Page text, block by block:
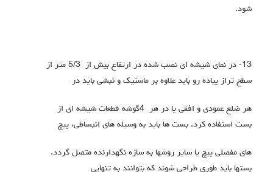
شود.
13- در نماي شیشه اي نصب شده در ارتفاع بیش از 5/3 متر از
سطح تراز پیاده رو باید علاوه بر ماستیک و نبشی باید در
هر ضلع عمودي و افقی یا در هر 4گوشه قطعات شیشه اي از
بست استفاده کرد. بست ها باید به وسیله هاي انبساطی، پیچ
هاي مفصلی پیچ یا سایر روشها به سازه نگهدارنده متصل گردد.
بستها باید طوري طراحی شوند که بتوانند به تنهایی